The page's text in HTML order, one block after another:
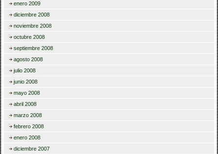
enero 2009
diciembre 2008
noviembre 2008
octubre 2008
septiembre 2008
agosto 2008
julio 2008
junio 2008
mayo 2008
abril 2008
marzo 2008
febrero 2008
enero 2008
diciembre 2007